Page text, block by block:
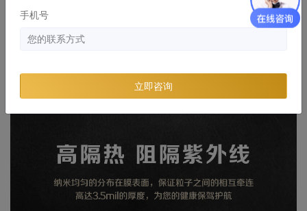
手机号
立即咨询